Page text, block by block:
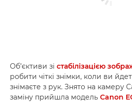
Об’єктиви зі стабілізацією
робити чіткі знімки, коли ви
знімаєте з рук. Знято на камеру
заміну прийшла модель Canon